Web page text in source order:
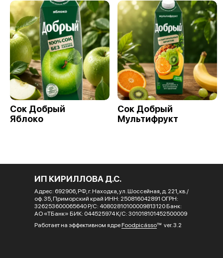
Сок Добрый
Яблоко
Сок Добрый
Мультифрукт
ИП КИРИЛЛОВА Д.С.
Адрес: 692906, РФ, г. Находка, ул. Шоссейная, д. 221, кв./
оф. 35, Приморский край ИНН: 250816042891 ОГРН:
326253600065640 Р/С: 40802810100009813120 Банк:
АО «ТБанк» БИК: 044525974 К/С: 301018101452500009
Работает на эффективном ядреFoodpicássover. 3.2